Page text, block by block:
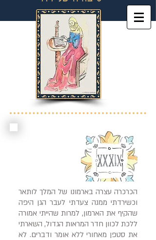
הכרכרה עצרה בארמונו של המלך לותאר
וכשירדתי ממנה צעדתי לעבר הגן היפה
שהקיף את הארמון, למרות שהייתי אמורה
ללכת לכוון חדר המראות הגדול, השארתי
את סטפן מאחורי ללא אומר ודברים. לא